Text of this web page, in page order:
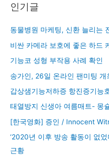
인기글
동물병원 마케팅, 신환 늘리는
비싼 카메라 보호에 좋은 하드
기능코 성형 부작용 사례 확인
송가인, 26일 온라인 팬미팅 개
갑상샘기능저하증 항진증기능
태열방지 신생아 여름매트- 몽
[한국영화] 증인 / Innocent
‘2020년 이후 방송 활동이 없
근황